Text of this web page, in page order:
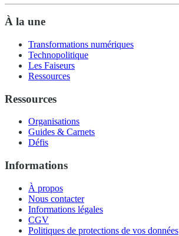
À la une
Transformations numériques
Technopolitique
Les Faiseurs
Ressources
Ressources
Organisations
Guides & Carnets
Défis
Informations
À propos
Nous contacter
Informations légales
CGV
Politiques de protections de vos données